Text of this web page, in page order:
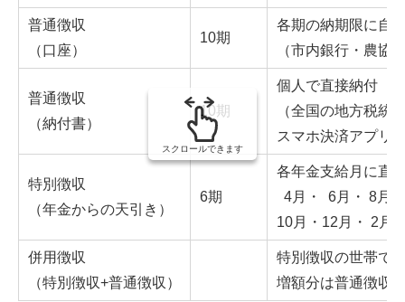
普通徴収
（口座）
10期
各期の納期限に自
（市内銀行・農協
普通徴収
（納付書）
10期
個人で直接納付
（全国の地方税統
スマホ決済アプリ
特別徴収
（年金からの天引き）
6期
各年金支給月に直
4月・ 6月・ 8月
10月・12月・ 2月
併用徴収
（特別徴収+普通徴収）
特別徴収の世帯で
増額分は普通徴収
スクロールできます